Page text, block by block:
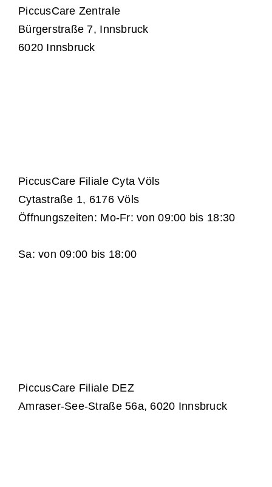
PiccusCare Zentrale
Bürgerstraße 7, Innsbruck
6020 Innsbruck
PiccusCare Filiale Cyta Völs
Cytastraße 1, 6176 Völs
Öffnungszeiten: Mo-Fr: von 09:00 bis 18:30
Sa: von 09:00 bis 18:00
PiccusCare Filiale DEZ
Amraser-See-Straße 56a, 6020 Innsbruck